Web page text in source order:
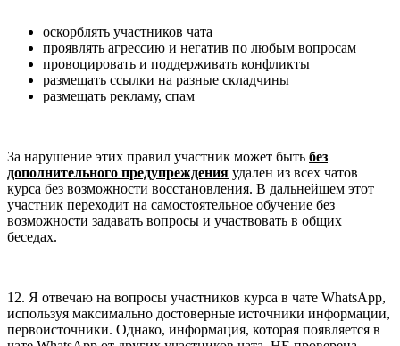
оскорблять участников чата
проявлять агрессию и негатив по любым вопросам
провоцировать и поддерживать конфликты
размещать ссылки на разные складчины
размещать рекламу, спам
За нарушение этих правил участник может быть без
дополнительного предупреждения удален из всех чатов
курса без возможности восстановления. В дальнейшем этот
участник переходит на самостоятельное обучение без
возможности задавать вопросы и участвовать в общих
беседах.
12. Я отвечаю на вопросы участников курса в чате WhatsApp,
используя максимально достоверные источники информации,
первоисточники. Однако, информация, которая появляется в